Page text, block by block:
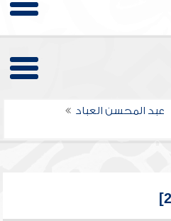
عبد المحسن العباد